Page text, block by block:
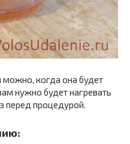
можно, когда она будет
нужно будет нагревать
перед процедурой.